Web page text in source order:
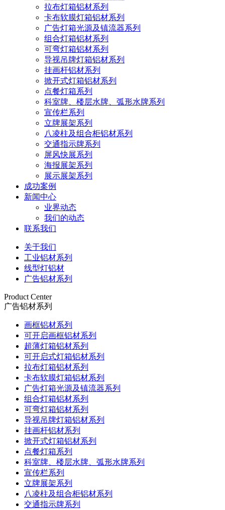
拉布灯箱铝材系列
卡布软膜灯箱铝材系列
广告灯箱光源及镇流器系列
组合灯箱铝材系列
可弯灯箱铝材系列
导视吊牌灯箱铝材系列
挂画杆铝材系列
掀开式灯箱铝材系列
点餐灯箱系列
科室牌、楼层水牌、弧形水牌系列
宣传栏系列
立牌展架系列
八凌柱及组合柜铝材系列
交通指示牌系列
屏风快展系列
海报展架系列
展示展架系列
成功案例
新闻中心
业界动态
我们的动态
联系我们
关于我们
工业铝材系列
线型灯铝材
广告铝材系列
Product Center
广告铝材系列
画框铝材系列
可开启画框铝材系列
超薄灯箱铝材系列
可开启式灯箱铝材系列
拉布灯箱铝材系列
卡布软膜灯箱铝材系列
广告灯箱光源及镇流器系列
组合灯箱铝材系列
可弯灯箱铝材系列
导视吊牌灯箱铝材系列
挂画杆铝材系列
掀开式灯箱铝材系列
点餐灯箱系列
科室牌、楼层水牌、弧形水牌系列
宣传栏系列
立牌展架系列
八凌柱及组合柜铝材系列
交通指示牌系列